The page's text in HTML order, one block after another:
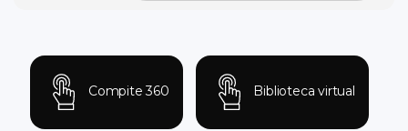
Compite 360 Biblioteca virtual